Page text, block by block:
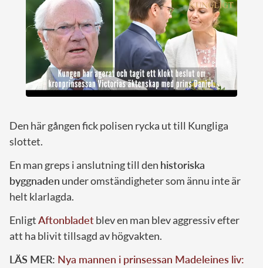
Den här gången fick polisen rycka ut till Kungliga
slottet.
En man greps i anslutning till den historiska
byggnaden under omständigheter som ännu inte är
helt klarlagda.
EnligtAftonbladetblev en man blev aggressiv efter
att ha blivit tillsagd av högvakten.
LÄS MER: Nya mannen i prinsessan Madeleines liv: